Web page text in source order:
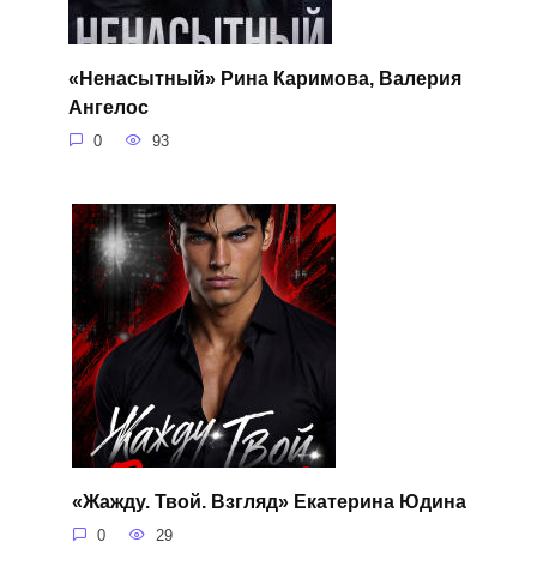
«Ненасытный» Рина Каримова, Валерия
Ангелос
0 93
«Жажду. Твой. Взгляд» Екатерина Юдина
0 29